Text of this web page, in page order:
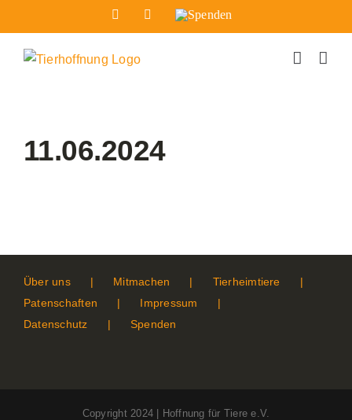
Inhalt
springen
FacebookInstagram
Spenden
11.06.2024
Über uns Mitmachen
Tierheimtiere
Patenschaften
Impressum
Datenschutz
Spenden
Copyright 2024 | Hoffnung für Tiere e.V.